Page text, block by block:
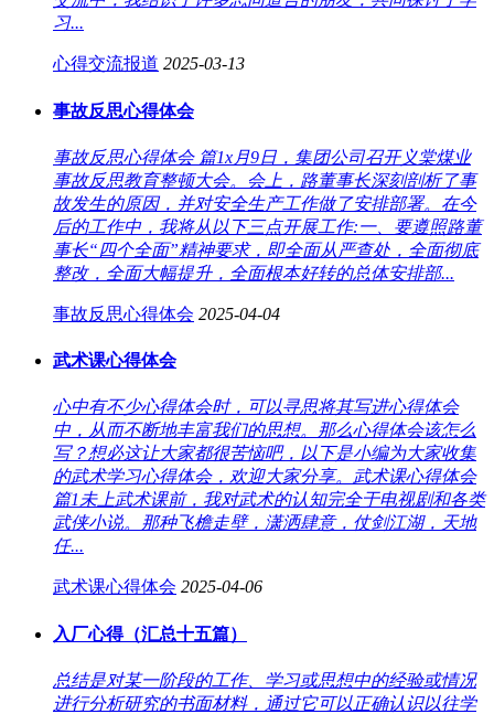
习...
心得交流报道 2025-03-13
事故反思心得体会
事故反思心得体会 篇1x月9日，集团公司召开义棠煤业
事故反思教育整顿大会。会上，路董事长深刻剖析了事
故发生的原因，并对安全生产工作做了安排部署。在今
后的工作中，我将从以下三点开展工作:一、要遵照路董
事长“四个全面”精神要求，即全面从严查处，全面彻底
整改，全面大幅提升，全面根本好转的总体安排部...
事故反思心得体会 2025-04-04
武术课心得体会
心中有不少心得体会时，可以寻思将其写进心得体会
中，从而不断地丰富我们的思想。那么心得体会该怎么
写？想必这让大家都很苦恼吧，以下是小编为大家收集
的武术学习心得体会，欢迎大家分享。武术课心得体会
篇1未上武术课前，我对武术的认知完全于电视剧和各类
武侠小说。那种飞檐走壁，潇洒肆意，仗剑江湖，天地
任...
武术课心得体会 2025-04-06
入厂心得（汇总十五篇）
总结是对某一阶段的工作、学习或思想中的经验或情况
进行分析研究的书面材料，通过它可以正确认识以往学